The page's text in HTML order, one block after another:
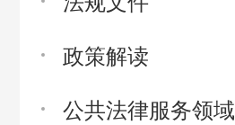
政策解读
公共法律服务领域